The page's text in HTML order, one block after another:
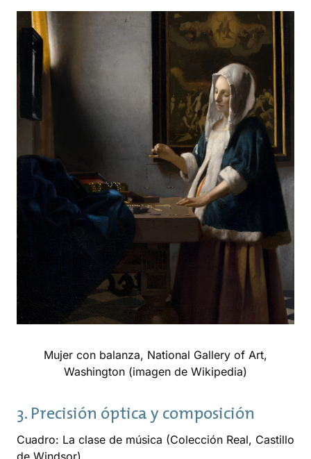
Mujer con balanza, National Gallery of Art,
Washington (imagen de Wikipedia)
3. Precisión óptica y composición
Cuadro: La clase de música (Colección Real, Castillo
de Windsor)